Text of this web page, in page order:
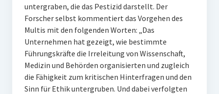
untergraben, die das Pestizid darstellt. Der
Forscher selbst kommentiert das Vorgehen des
Multis mit den folgenden Worten: „Das
Unternehmen hat gezeigt, wie bestimmte
Führungskräfte die Irreleitung von Wissenschaft,
Medizin und Behörden organisierten und zugleich
die Fähigkeit zum kritischen Hinterfragen und den
Sinn für Ethik untergruben. Und dabei verfolgten